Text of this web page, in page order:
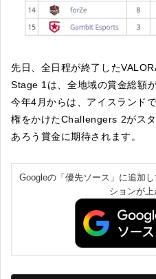
先日、全日程が終了した
Stage 1は、全地域の賞金総額
今年4月からは、アイスランド
権をかけたChallengers 2がス
あろう賞金に期待されます。
Googleの「優先ソース」に追加
ションが上